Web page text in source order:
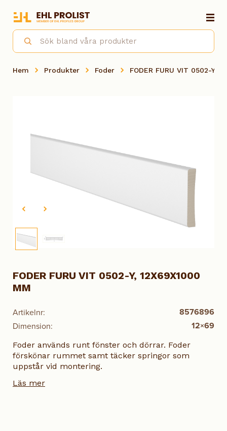
Hem Produkter Foder FODER FURU VIT 0502-Y,
Artikelnr: 8576896
Dimension: 12×69
FODER FURU VIT 0502-Y, 12X69X1000
MM
Foder används runt fönster och dörrar. Foder
förskönar rummet samt täcker springor som
uppstår vid montering.
Läs mer